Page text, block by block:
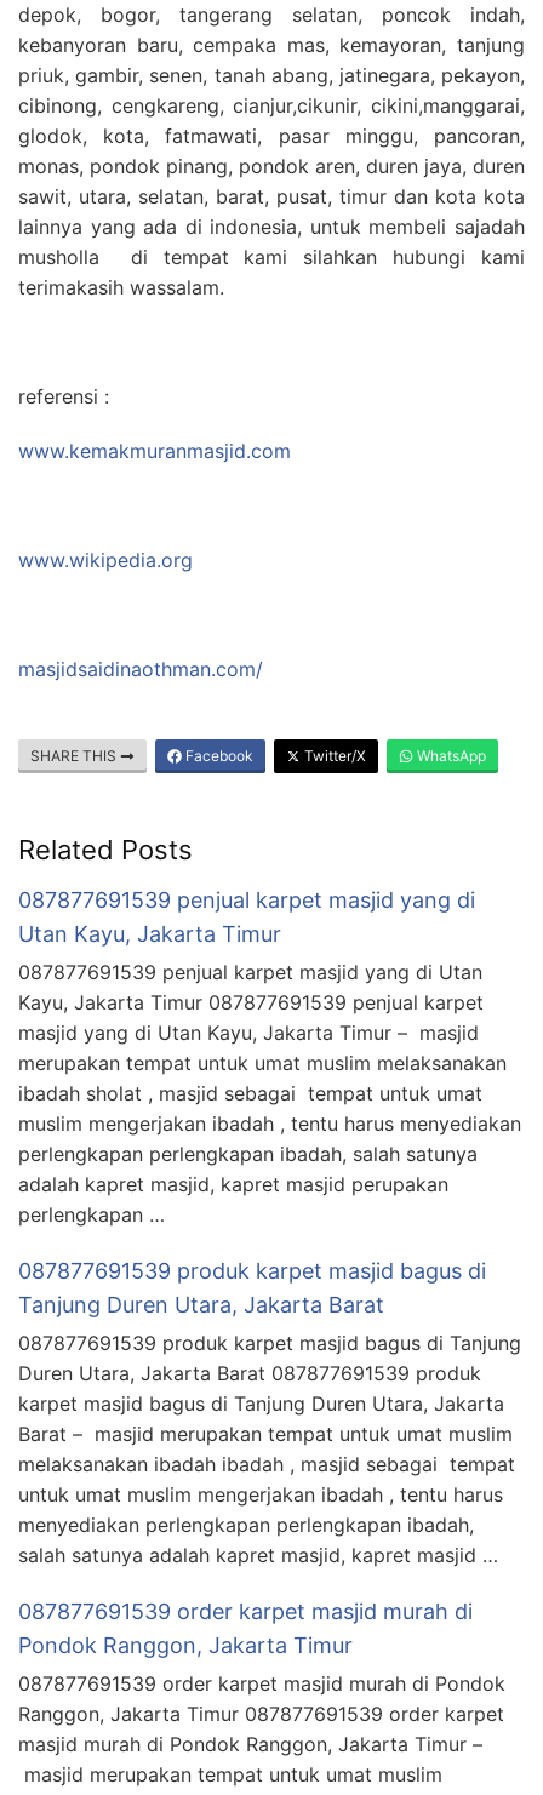
depok, bogor, tangerang selatan, poncok indah,
kebanyoran baru, cempaka mas, kemayoran, tanjung
priuk, gambir, senen, tanah abang, jatinegara, pekayon,
cibinong, cengkareng, cianjur,cikunir, cikini,manggarai,
glodok, kota, fatmawati, pasar minggu, pancoran,
monas, pondok pinang, pondok aren, duren jaya, duren
sawit, utara, selatan, barat, pusat, timur dan kota kota
lainnya yang ada di indonesia, untuk membeli sajadah
musholla di tempat kami silahkan hubungi kami
terimakasih wassalam.
referensi :
www.kemakmuranmasjid.com
www.wikipedia.org
masjidsaidinaothman.com/
SHARE THIS Facebook Twitter/X WhatsApp
Related Posts
087877691539 penjual karpet masjid yang di
Utan Kayu, Jakarta Timur
087877691539 penjual karpet masjid yang di Utan
Kayu, Jakarta Timur 087877691539 penjual karpet
masjid yang di Utan Kayu, Jakarta Timur – masjid
merupakan tempat untuk umat muslim melaksanakan
ibadah sholat , masjid sebagai tempat untuk umat
muslim mengerjakan ibadah , tentu harus menyediakan
perlengkapan perlengkapan ibadah, salah satunya
adalah kapret masjid, kapret masjid perupakan
perlengkapan …
087877691539 produk karpet masjid bagus di
Tanjung Duren Utara, Jakarta Barat
087877691539 produk karpet masjid bagus di Tanjung
Duren Utara, Jakarta Barat 087877691539 produk
karpet masjid bagus di Tanjung Duren Utara, Jakarta
Barat – masjid merupakan tempat untuk umat muslim
melaksanakan ibadah ibadah , masjid sebagai tempat
untuk umat muslim mengerjakan ibadah , tentu harus
menyediakan perlengkapan perlengkapan ibadah,
salah satunya adalah kapret masjid, kapret masjid …
087877691539 order karpet masjid murah di
Pondok Ranggon, Jakarta Timur
087877691539 order karpet masjid murah di Pondok
Ranggon, Jakarta Timur 087877691539 order karpet
masjid murah di Pondok Ranggon, Jakarta Timur –
masjid merupakan tempat untuk umat muslim